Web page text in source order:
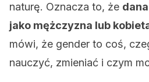
naturę. Oznacza to, że
jako mężczyzna lub
mówi, że gender to coś,
nauczyć, zmieniać i czym